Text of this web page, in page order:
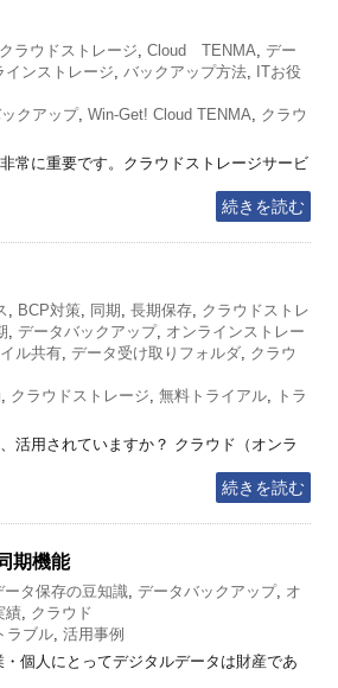
クラウドストレージ, Cloud TENMA, デー
インストレージ, バックアップ方法, ITお役
クアップ, Win-Get! Cloud TENMA, クラウ
常に重要です。クラウドストレージサービ
続きを読む
, BCP対策, 同期, 長期保存, クラウドストレ
, データバックアップ, オンラインストレー
ル共有, データ受け取りフォルダ, クラウ
, クラウドストレージ, 無料トライアル,
トラ
活用されていますか？ クラウド（オンラ
続きを読む
期機能
ータ保存の豆知識, データバックアップ, オ
績, クラウド
ラブル, 活用事例
個人にとってデジタルデータは財産であ